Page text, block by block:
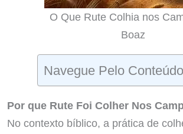
O Que Rute Colhia nos
Boaz
Navegue Pelo Conteúdo
Por que Rute Foi Colher Nos
No contexto bíblico, a prática de